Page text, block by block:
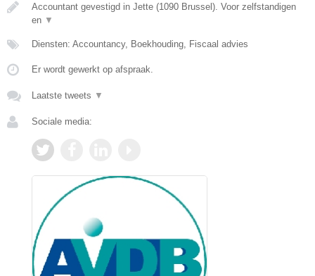
Accountant gevestigd in Jette (1090 Brussel). Voor zelfstandigen
en ▼
Diensten: Accountancy, Boekhouding, Fiscaal advies
Er wordt gewerkt op afspraak.
Laatste tweets ▼
Sociale media: